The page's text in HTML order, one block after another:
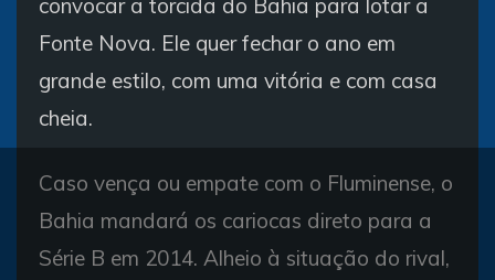
Fonte Nova. Ele quer fechar o ano em
grande estilo, com uma vitória e com casa
cheia.
Caso vença ou empate com o Fluminense, o
Bahia mandará os cariocas direto para a
Série B em 2014. Alheio à situação do rival,